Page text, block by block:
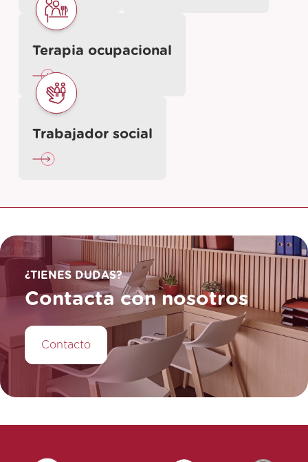
Terapia ocupacional
Trabajador social
¿TIENES DUDAS?
Contacta con nosotros
Contacto